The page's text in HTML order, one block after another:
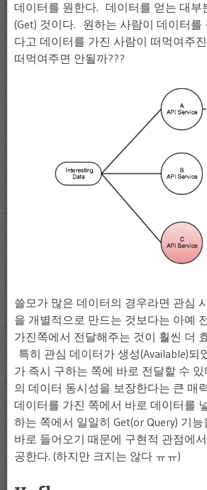
데이터를 원한다. 데이터를 얻는 대부
(Get) 것이다. 원하는 사람이 데이터를
다고 데이터를 가진 사람이 떠먹여주
떠먹여주면 안될까???
쓸모가 많은 데이터의 경우라면 관심
을 개별적으로 만드는 것보다는 아예
가진쪽에서 전달해주는 것이 훨씬 더
특히 관심 데이터가 생성(Available)되
가 즉시 구하는 쪽에 바로 전달할 수
의 데이터 동시성을 보장한다는 큰 매
데이터를 가진 쪽에서 바로 데이터를
하는 쪽에서 일일히 Get(or Query) 기
바로 들어오기 때문에 구현적 관점에
공한다. (하지만 크지는 않다 ㅠㅠ)